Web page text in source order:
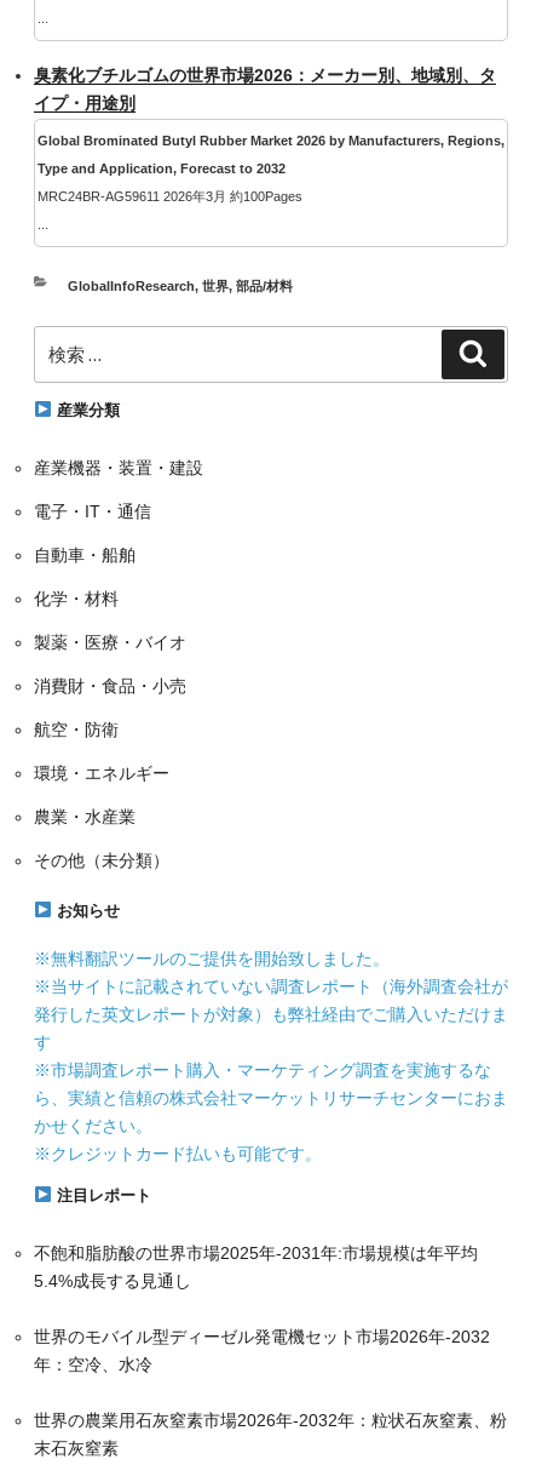
臭素化ブチルゴムの世界市場2026：メーカー別、地域別、タ
イプ・用途別
Global Brominated Butyl Rubber Market 2026 by Manufacturers, Regions,
Type and Application, Forecast to 2032
MRC24BR-AG59611 2026年3月 約100Pages
カ
リ
GlobalInfoResearch, 世界, 部品/材料
索:
産業分類
産業機器・装置・建設
電子・IT・通信
自動車・船舶
化学・材料
製薬・医療・バイオ
消費財・食品・小売
航空・防衛
環境・エネルギー
農業・水産業
その他（未分類）
お知らせ
※無料翻訳ツールのご提供を開始致しました。
※当サイトに記載されていない調査レポート（海外調査会社が
発行した英文レポートが対象）も弊社経由でご購入いただけま
す
※市場調査レポート購入・マーケティング調査を実施するな
ら、実績と信頼の株式会社マーケットリサーチセンターにおま
かせください。
※クレジットカード払いも可能です。
注目レポート
不飽和脂肪酸の世界市場2025年-2031年:市場規模は年平均
5.4%成長する見通し
世界のモバイル型ディーゼル発電機セット市場2026年-2032
年：空冷、水冷
世界の農業用石灰窒素市場2026年-2032年：粒状石灰窒素、粉
末石灰窒素